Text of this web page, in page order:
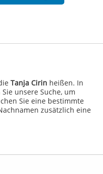
Tanja Cirin heißen. In
unsere Suche, um
Sie eine bestimmte
zusätzlich eine